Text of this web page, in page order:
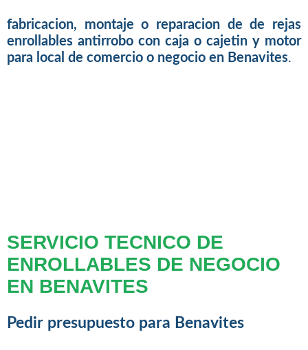
fabricacion, montaje o reparacion de de rejas
enrollables antirrobo con caja o cajetin y motor
para local de comercio o negocio en Benavites.
SERVICIO TECNICO DE
ENROLLABLES DE NEGOCIO
EN BENAVITES
Pedir presupuesto para Benavites